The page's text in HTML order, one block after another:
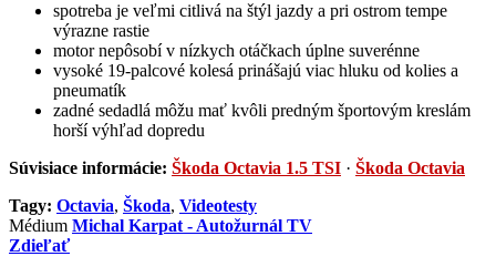
spotreba je veľmi citlivá na štýl jazdy a pri ostrom tempe
výrazne rastie
motor nepôsobí v nízkych otáčkach úplne suverénne
vysoké 19-palcové kolesá prinášajú viac hluku od kolies a
pneumatík
zadné sedadlá môžu mať kvôli predným športovým kreslám
horší výhľad dopredu
Súvisiace informácie: Škoda Octavia 1.5 TSI · Škoda Octavia
Tagy: Octavia, Škoda, Videotesty
Médium Michal Karpat - Autožurnál TV
Zdieľať